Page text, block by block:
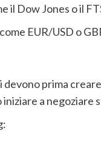
il Dow Jones o il
EUR/USD o
devono prima
a negoziare